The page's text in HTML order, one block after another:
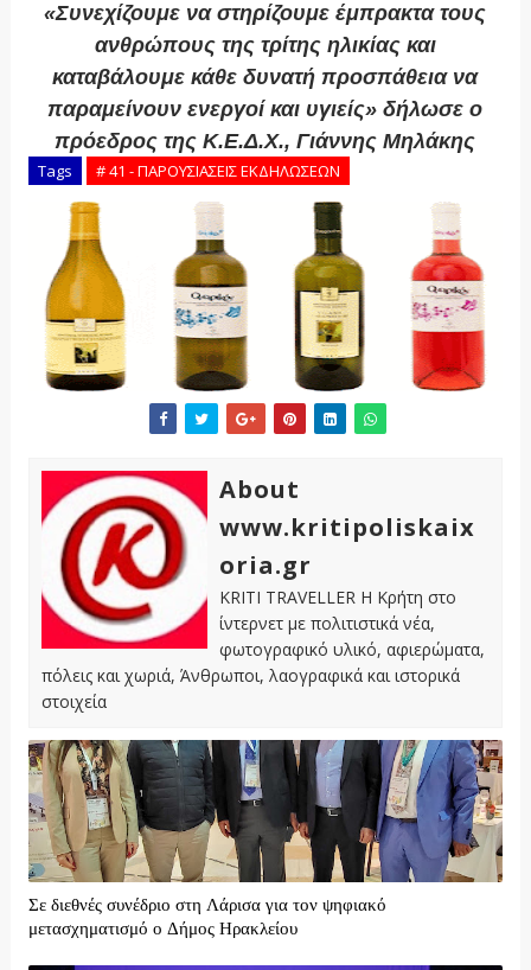
«Συνεχίζουμε να στηρίζουμε έμπρακτα τους
ανθρώπους της τρίτης ηλικίας και
καταβάλουμε κάθε δυνατή προσπάθεια να
παραμείνουν ενεργοί και υγιείς» δήλωσε ο
πρόεδρος της Κ.Ε.Δ.Χ., Γιάννης Μηλάκης
Tags # 41 - ΠΑΡΟΥΣΙΑΣΕΙΣ ΕΚΔΗΛΩΣΕΩΝ
About
www.kritipoliskaix
oria.gr
KRITI TRAVELLER Η Κρήτη στο
ίντερνετ με πολιτιστικά νέα,
φωτογραφικό υλικό, αφιερώματα,
πόλεις και χωριά, Άνθρωποι, λαογραφικά και ιστορικά
στοιχεία
Σε διεθνές συνέδριο στη Λάρισα για τον ψηφιακό
μετασχηματισμό ο Δήμος Ηρακλείου